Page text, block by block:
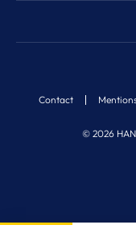
© 2026
Contact